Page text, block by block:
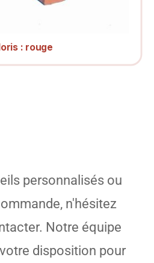
: rouge
personnalisés ou
n'hésitez
Notre équipe
disposition pour